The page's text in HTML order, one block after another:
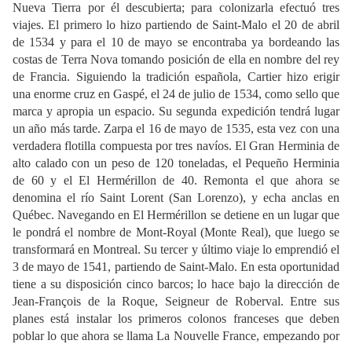
Nueva Tierra por él descubierta; para colonizarla efectuó tres
viajes. El primero lo hizo partiendo de Saint-Malo el 20 de abril
de 1534 y para el 10 de mayo se encontraba ya bordeando las
costas de Terra Nova tomando posición de ella en nombre del rey
de Francia. Siguiendo la tradición española, Cartier hizo erigir
una enorme cruz en Gaspé, el 24 de julio de 1534, como sello que
marca y apropia un espacio. Su segunda expedición tendrá lugar
un año más tarde. Zarpa el 16 de mayo de 1535, esta vez con una
verdadera flotilla compuesta por tres navíos. El Gran Herminia de
alto calado con un peso de 120 toneladas, el Pequeño Herminia
de 60 y el El Hermérillon de 40. Remonta el que ahora se
denomina el río Saint Lorent (San Lorenzo), y echa anclas en
Québec. Navegando en El Hermérillon se detiene en un lugar que
le pondrá el nombre de Mont-Royal (Monte Real), que luego se
transformará en Montreal. Su tercer y último viaje lo emprendió el
3 de mayo de 1541, partiendo de Saint-Malo. En esta oportunidad
tiene a su disposición cinco barcos; lo hace bajo la dirección de
Jean-François de la Roque, Seigneur de Roberval. Entre sus
planes está instalar los primeros colonos franceses que deben
poblar lo que ahora se llama La Nouvelle France, empezando por